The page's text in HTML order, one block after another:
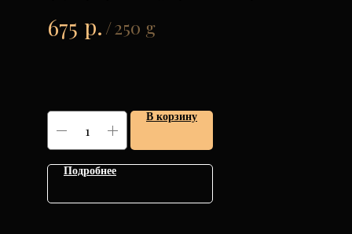
675 р. /250 g
В корзину
Подробнее